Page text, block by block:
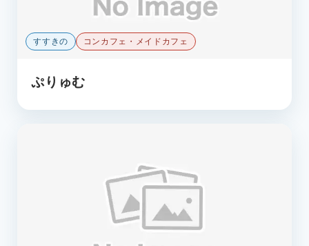
すすきの コンカフェ・メイドカフェ
ぷりゅむ